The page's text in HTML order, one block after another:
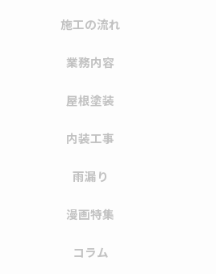
施工の流れ
業務内容
屋根塗装
内装工事
雨漏り
漫画特集
コラム